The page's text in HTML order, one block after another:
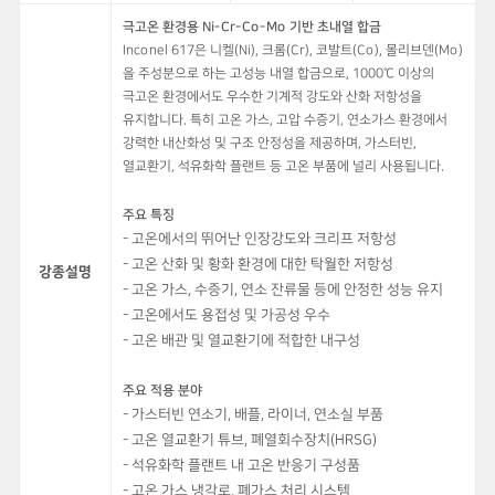
강종설명
극고온 환경용 Ni-Cr-Co-Mo 기반 초내열 합금
Inconel 617은 니켈(Ni), 크롬(Cr), 코발트(Co), 몰리브덴(Mo)
을 주성분으로 하는 고성능 내열 합금으로, 1000℃ 이상의
극고온 환경에서도 우수한 기계적 강도와 산화 저항성을
유지합니다. 특히 고온 가스, 고압 수증기, 연소가스 환경에서
강력한 내산화성 및 구조 안정성을 제공하며, 가스터빈,
열교환기, 석유화학 플랜트 등 고온 부품에 널리 사용됩니다.
주요 특징
- 고온에서의 뛰어난 인장강도와 크리프 저항성
- 고온 산화 및 황화 환경에 대한 탁월한 저항성
- 고온 가스, 수증기, 연소 잔류물 등에 안정한 성능 유지
- 고온에서도 용접성 및 가공성 우수
- 고온 배관 및 열교환기에 적합한 내구성
주요 적용 분야
- 가스터빈 연소기, 배플, 라이너, 연소실 부품
- 고온 열교환기 튜브, 폐열회수장치(HRSG)
- 석유화학 플랜트 내 고온 반응기 구성품
- 고온 가스 냉각로, 폐가스 처리 시스템